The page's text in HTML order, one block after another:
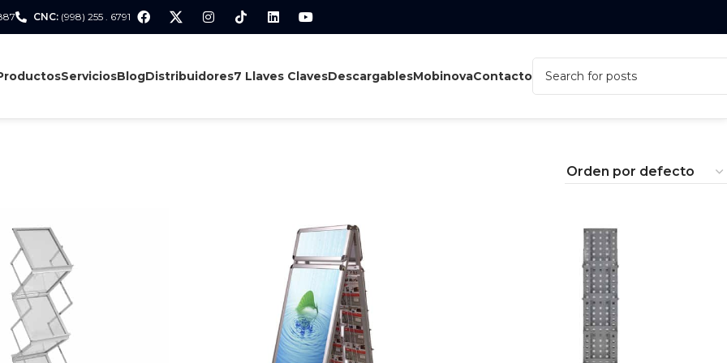
CNC: (998) 255 . 6791
ServiciosBlogDistribuidores7 Llaves ClavesDescargablesMobinovaContacto